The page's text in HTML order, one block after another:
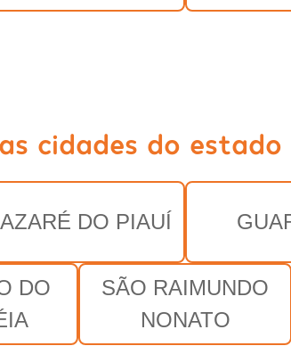
cidades do estado
DO PIAUÍ
DO
SÃO RAIMUNDO
NONATO